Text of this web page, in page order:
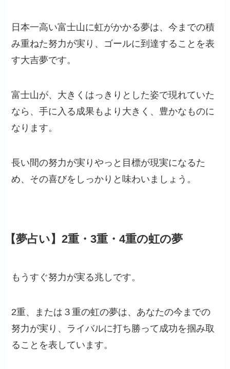
日本一高い富士山に虹がかかる夢は、今までの積
み重ねた努力が実り、ゴールに到達することを表
す大吉夢です。
富士山が、大きくはっきりとした姿で現れていた
なら、手に入る成果もより大きく、豊かなものに
なります。
長い間の努力が実りやっと目標が現実になるた
め、その喜びをしっかりと味わいましょう。
【夢占い】2重・3重・4重の虹の夢
もうすぐ努力が実る兆しです。
2重、または３重の虹の夢は、あなたの今までの
努力が実り、ライバルに打ち勝って成功を掴み取
ることを表しています。